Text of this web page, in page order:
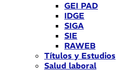
GEI PAD
IDGE
SIGA
SIE
RAWEB
Títulos y Estudios
Salud laboral